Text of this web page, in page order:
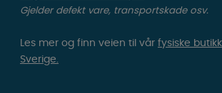
Gjelder defekt vare, transportskade osv.
Les mer og finn veien til vår fysiske
Sverige.